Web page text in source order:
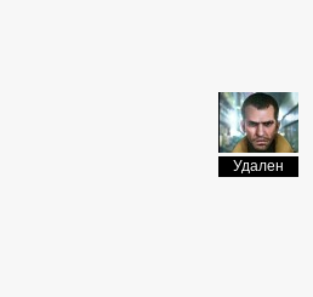
Удален